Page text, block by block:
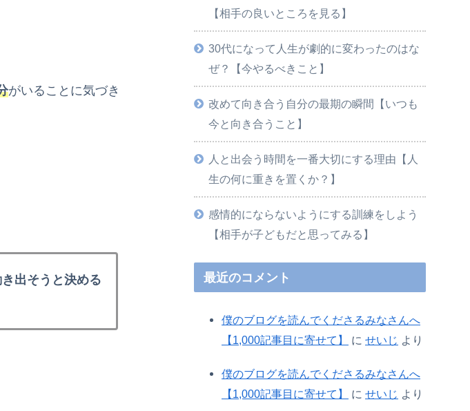
がいることに気づき
出そうと決める
【相手の良いところを見る】
30代になって人生が劇的に変わったのはな
ぜ？【今やるべきこと】
改めて向き合う自分の最期の瞬間【いつも
今と向き合うこと】
人と出会う時間を一番大切にする理由【人
生の何に重きを置くか？】
感情的にならないようにする訓練をしよう
【相手が子どもだと思ってみる】
最近のコメント
僕のブログを読んでくださるみなさんへ
【1,000記事目に寄せて】
に せいじ より
僕のブログを読んでくださるみなさんへ
【1,000記事目に寄せて】
に せいじ より